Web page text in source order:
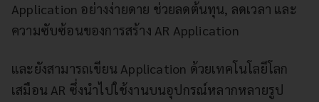
Application อย่างง่ายดาย ช่วยลดต้นทุน, ลดเวลา และ
ความซับซ้อนของการสร้าง AR Application
และยังสามารถเขียน Application ด้วยเทคโนโลยีโลก
เสมือน AR ซึ่งนำไปใช้งานบนอุปกรณ์หลากหลายรูป